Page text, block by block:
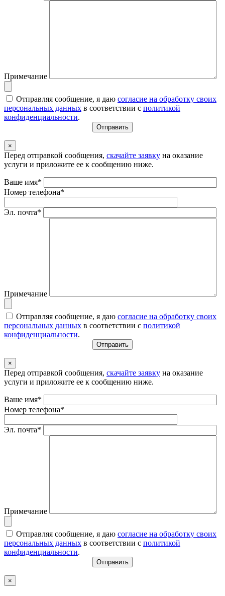
Примечание
Отправляя сообщение, я даю согласие на обработку своих
персональных данных в соответствии с политикой
конфиденциальности.
×
Перед отправкой сообщения, скачайте заявку на оказание
услуги и приложите ее к сообщению ниже.
Ваше имя*
Номер телефона*
Эл. почта*
Примечание
Отправляя сообщение, я даю согласие на обработку своих
персональных данных в соответствии с политикой
конфиденциальности.
×
Перед отправкой сообщения, скачайте заявку на оказание
услуги и приложите ее к сообщению ниже.
Ваше имя*
Номер телефона*
Эл. почта*
Примечание
Отправляя сообщение, я даю согласие на обработку своих
персональных данных в соответствии с политикой
конфиденциальности.
×